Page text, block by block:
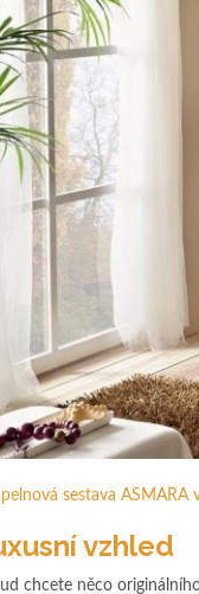
sestava ASMARA
vzhled
chcete něco